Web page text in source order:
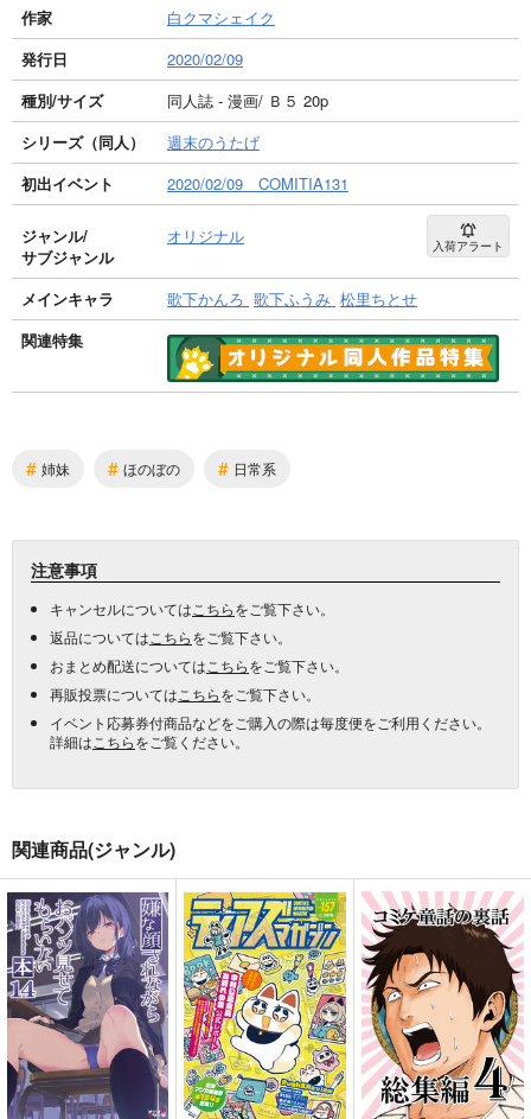
作家
白クマシェイク
発行日
2020/02/09
種別/サイズ
同人誌 - 漫画/ Ｂ５ 20p
シリーズ（同人）
週末のうたげ
初出イベント
2020/02/09 COMITIA131
ジャンル/
サブジャンル
オリジナル 入荷アラート
メインキャラ 歌下かんろ 歌下ふうみ 松里ちとせ
関連特集
# 姉妹 # ほのぼの # 日常系
注意事項
キャンセルについては こちらをご覧下さい。
返品については こちらをご覧下さい。
おまとめ配送については こちらをご覧下さい。
再販投票については こちらをご覧下さい。
イベント応募券付商品などをご購入の際は毎度便をご利用ください。
詳細は こちらをご覧ください。
関連商品(ジャンル)